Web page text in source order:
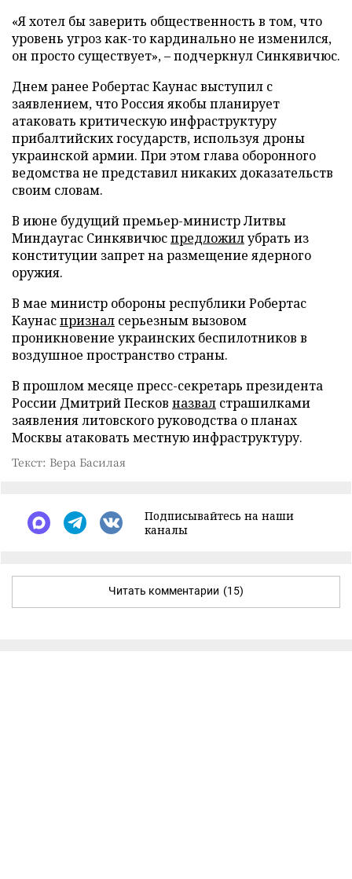
«Я хотел бы заверить общественность в том, что
уровень угроз как-то кардинально не изменился,
он просто существует», – подчеркнул Синкявичюс.
Днем ранее Робертас Каунас выступил с
заявлением, что Россия якобы планирует
атаковать критическую инфраструктуру
прибалтийских государств, используя дроны
украинской армии. При этом глава оборонного
ведомства не представил никаких доказательств
своим словам.
В июне будущий премьер-министр Литвы
Миндаугас Синкявичюспредложилубрать из
конституции запрет на размещение ядерного
оружия.
В мае министр обороны республики Робертас
Каунаспризнал серьезным вызовом
проникновение украинских беспилотников в
воздушное пространство страны.
В прошлом месяце пресс-секретарь президента
России Дмитрий Песков назвал страшилками
заявления литовского руководства о планах
Москвы атаковать местную инфраструктуру.
Текст: Вера Басилая
Подписывайтесь на наши
каналы
Читать комментарии (15)